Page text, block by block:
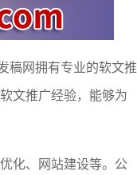
稿网拥有专业的软文推
文推广经验，能够为
化、网站建设等。公